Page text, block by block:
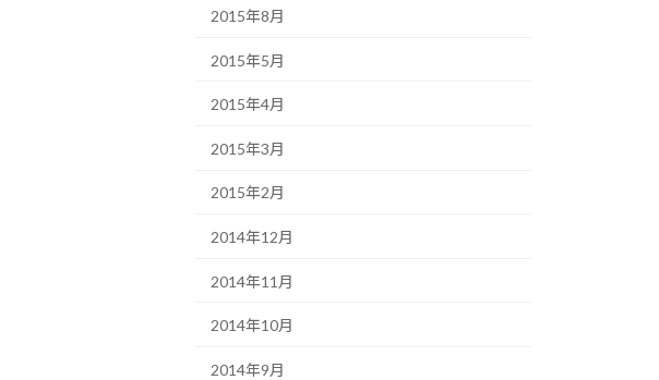
2015年8月
2015年5月
2015年4月
2015年3月
2015年2月
2014年12月
2014年11月
2014年10月
2014年9月